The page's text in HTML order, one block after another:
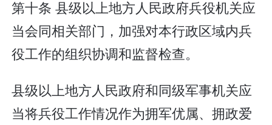
第十条 县级以上地方人民政府兵役机关应
当会同相关部门，加强对本行政区域内兵
役工作的组织协调和监督检查。
县级以上地方人民政府和同级军事机关应
当将兵役工作情况作为拥军优属、拥政爱